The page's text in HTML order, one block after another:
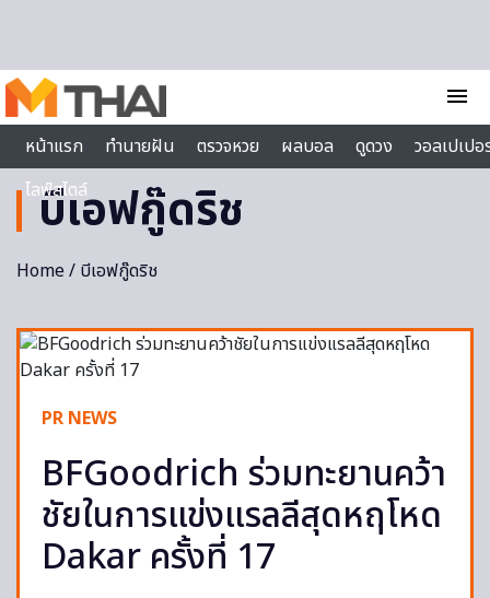
menu
หน้าแรก
ทำนายฝัน ตรวจหวย ผลบอล ดูดวง
วอลเปเป
ไลฟ์สไตล์
บีเอฟกู๊ดริช
Home/ บีเอฟกู๊ดริช
PR NEWS
BFGoodrich ร่วมทะยานคว้า
ชัยในการแข่งแรลลีสุดหฤโหด
Dakar ครั้งที่ 17